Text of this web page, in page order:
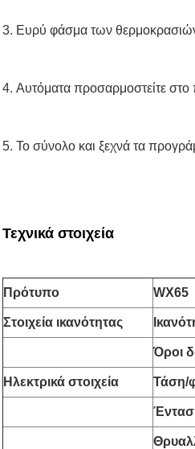
3. Ευρύ φάσμα των
4. Αυτόματα προσαρμοστείτε στο
5. Το σύνολο και ξεχνά τα
Τεχνικά στοιχεία
Πρότυπο WX65
Στοιχεία ικανότητας
Όροι
Ηλεκτρικά στοιχεία Τάση/